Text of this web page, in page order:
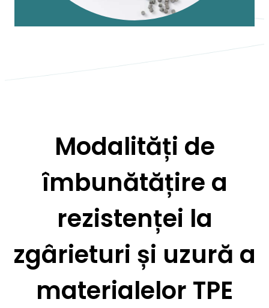
Modalități de
îmbunătățire a
rezistenței la
zgârieturi și uzură a
materialelor TPE